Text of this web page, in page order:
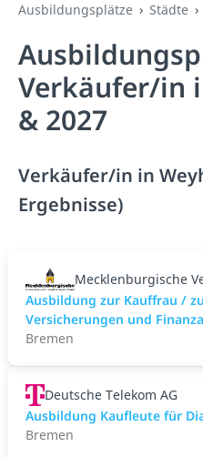
Ausbildungsplätze Städte
Verkäufer/in
& 2027
Verkäufer/in in
Ergebnisse)
Mecklenburgische
Ausbildung zur Kauffrau /
Versicherungen und
Bremen
Deutsche Telekom AG
Ausbildung Kaufleute für
Bremen